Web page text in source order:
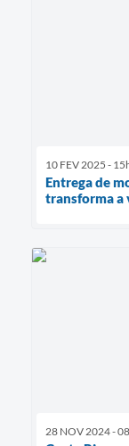
10 FEV 2025 -
Entrega de
transforma a
28 NOV 2024 -